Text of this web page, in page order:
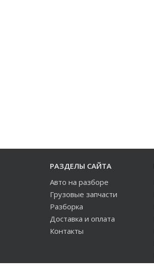
РАЗДЕЛЫ САЙТА
Авто на разборе
Грузовые запчасти
Разборка
Доставка и оплата
Контакты